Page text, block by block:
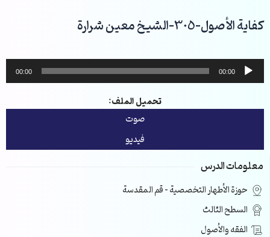
إلى
المحتوى
كفاية الأصول-305-الشيخ معين شرارة
مشغل
الصوت
00:00
00:00
تحميل الملف:
صوت
فيديو
معلومات الدرس
حوزة الأطهار التخصصية – قم المقدسة
السطح الثالث
الفقه والأصول